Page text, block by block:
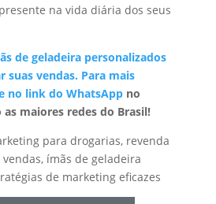
na vida diária dos seus
de geladeira personalizados
suas vendas. Para mais
no link do WhatsAppno
as maiores redes do Brasil!
para drogarias, revenda
ímãs de geladeira
de marketing eficazes